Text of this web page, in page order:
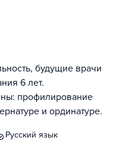
будущие врачи
6 лет.
профилирование
и ординатуре.
русский язык